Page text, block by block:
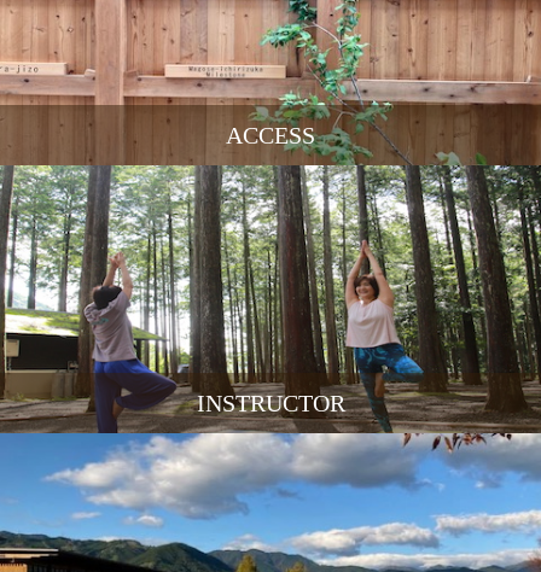
ACCESS
INSTRUCTOR